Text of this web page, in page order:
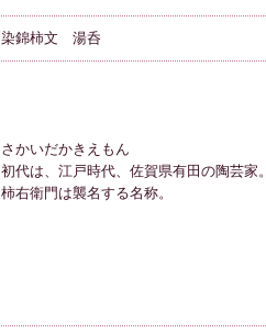
染錦柿文 湯呑
さかいだかきえもん
初代は、江戸時代、佐賀県有田の陶芸家。
柿右衛門は襲名する名称。